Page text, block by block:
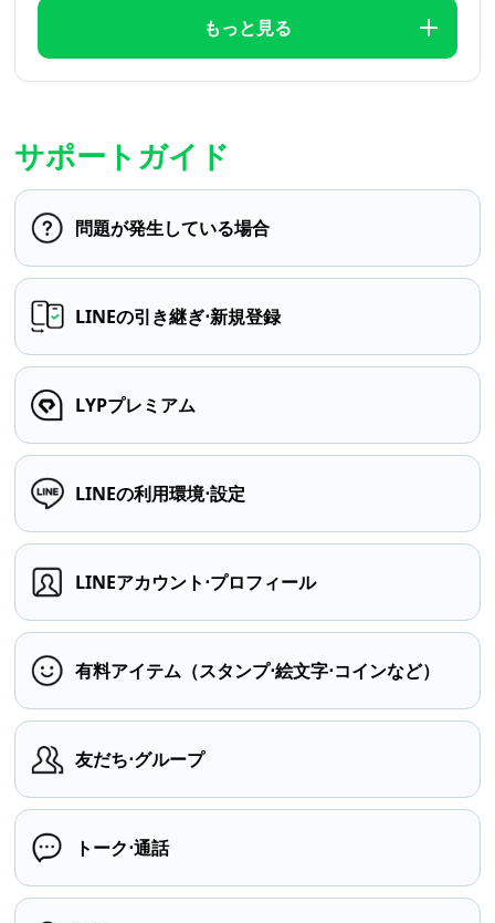
もっと見る
サポートガイド
問題が発生している場合
LINEの引き継ぎ⋅新規登録
LYPプレミアム
LINEの利用環境⋅設定
LINEアカウント⋅プロフィール
有料アイテム（スタンプ⋅絵文字⋅コインなど）
友だち⋅グループ
トーク⋅通話